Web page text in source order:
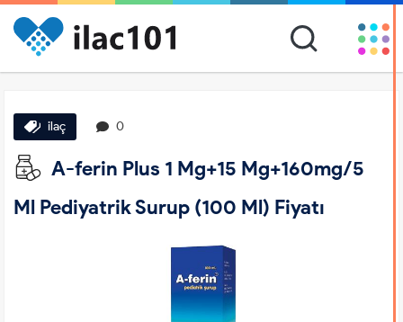
ilaç 0
A-ferin Plus 1 Mg+15 Mg+160mg/5
Ml Pediyatrik Surup (100 Ml) Fiyatı